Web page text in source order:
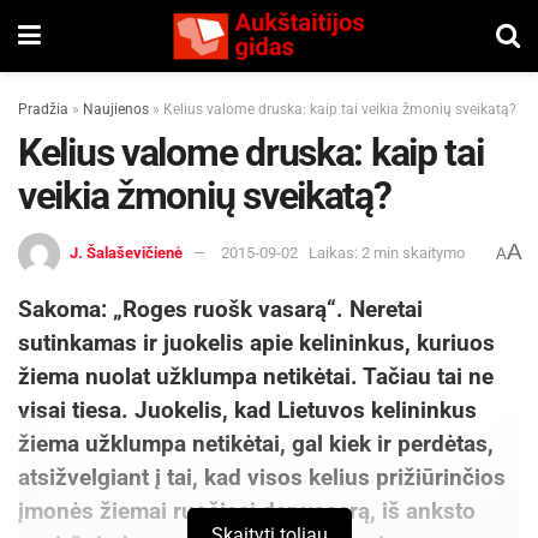
Pradžia » Naujienos » Kelius valome druska: kaip tai veikia žmonių sveikatą?
Kelius valome druska: kaip tai
veikia žmonių sveikatą?
J. Šalaševičienė 2015-09-02 Laikas: 2 min skaitymo AA
Sakoma: „Roges ruošk vasarą“. Neretai
sutinkamas ir juokelis apie kelininkus, kuriuos
žiema nuolat užklumpa netikėtai. Tačiau tai ne
visai tiesa. Juokelis, kad Lietuvos kelininkus
žiema užklumpa netikėtai, gal kiek ir perdėtas,
atsižvelgiant į tai, kad visos kelius prižiūrinčios
įmonės žiemai ruošiasi dar vasarą, iš anksto